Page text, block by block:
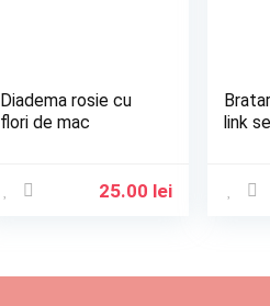
Diadema rosie cu
flori de mac
25.00 lei
link